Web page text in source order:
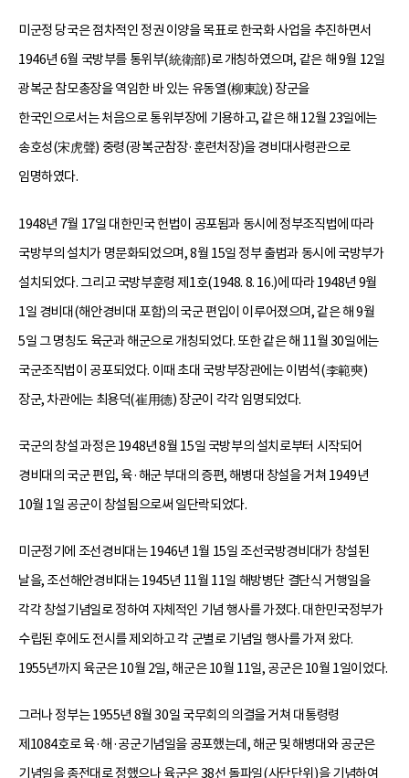
미군정 당국은 점차적인 정권 이양을 목표로 한국화 사업을 추진하면서
1946년 6월 국방부를 통위부(統衛部)로 개칭하였으며, 같은 해 9월 12일
광복군 참모총장을 역임한 바 있는 유동열(柳東說) 장군을
한국인으로서는 처음으로 통위부장에 기용하고, 같은 해 12월 23일에는
송호성(宋虎聲) 중령(광복군참장·훈련처장)을 경비대사령관으로
임명하였다.
1948년 7월 17일 대한민국 헌법이 공포됨과 동시에 정부조직법에 따라
국방부의 설치가 명문화되었으며, 8월 15일 정부 출범과 동시에 국방부가
설치되었다. 그리고 국방부훈령 제1호(1948. 8. 16.)에 따라 1948년 9월
1일 경비대(해안경비대 포함)의 국군 편입이 이루어졌으며, 같은 해 9월
5일 그 명칭도 육군과 해군으로 개칭되었다. 또한 같은 해 11월 30일에는
국군조직법이 공포되었다. 이때 초대 국방부장관에는 이범석(李範奭)
장군, 차관에는 최용덕(崔用德) 장군이 각각 임명되었다.
국군의 창설 과정은 1948년 8월 15일 국방부의 설치로부터 시작되어
경비대의 국군 편입, 육·해군 부대의 증편, 해병대 창설을 거쳐 1949년
10월 1일 공군이 창설됨으로써 일단락되었다.
미군정기에 조선경비대는 1946년 1월 15일 조선국방경비대가 창설된
날을, 조선해안경비대는 1945년 11월 11일 해방병단 결단식 거행일을
각각 창설기념일로 정하여 자체적인 기념 행사를 가졌다. 대한민국정부가
수립된 후에도 전시를 제외하고 각 군별로 기념일 행사를 가져 왔다.
1955년까지 육군은 10월 2일, 해군은 10월 11일, 공군은 10월 1일이었다.
그러나 정부는 1955년 8월 30일 국무회의 의결을 거쳐 대통령령
제1084호로 육·해·공군기념일을 공포했는데, 해군 및 해병대와 공군은
기념일을 종전대로 정했으나 육군은 38선 돌파일(사단단위)을 기념하여